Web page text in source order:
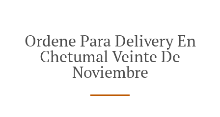
Ordene Para Delivery En
Chetumal Veinte De
Noviembre